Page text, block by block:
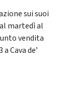
sui suoi
martedì al
vendita
Cava de’